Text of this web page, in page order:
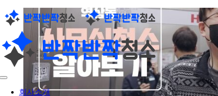
콘
텐
로
건
너
Toggle
Navigation회사소개